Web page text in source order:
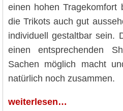
einen hohen Tragekomfort
die Trikots auch gut
individuell gestaltbar sein.
einen entsprechenden
Sachen möglich macht
natürlich noch zusammen.
weiterlesen…